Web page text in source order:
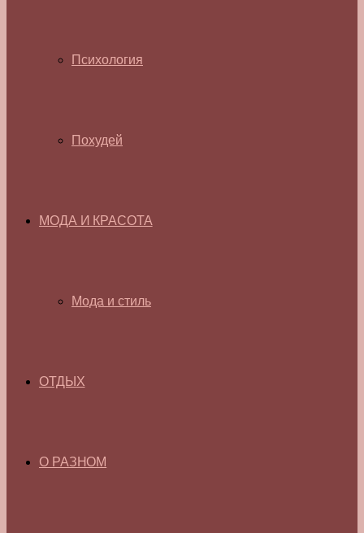
Психология
Похудей
МОДА И КРАСОТА
Мода и стиль
ОТДЫХ
О РАЗНОМ